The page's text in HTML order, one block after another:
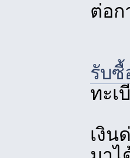
ต่อก
รับซื้
ทะเ
เงิน